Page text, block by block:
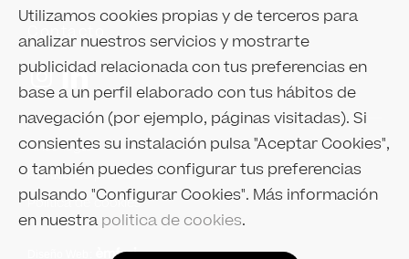
Contacto
Aviso legal
Política de privacidad
Política de cookies
Utilizamos cookies propias y de terceros para
analizar nuestros servicios y mostrarte
publicidad relacionada con tus preferencias en
base a un perfil elaborado con tus hábitos de
navegación (por ejemplo, páginas visitadas). Si
consientes su instalación pulsa "Aceptar Cookies",
o también puedes configurar tus preferencias
pulsando "Configurar Cookies". Más información
en nuestra politica de cookies.